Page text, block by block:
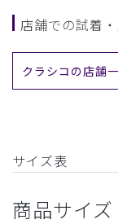
店舗での試着
クラシコの店舗
サイズ表
商品サイズ